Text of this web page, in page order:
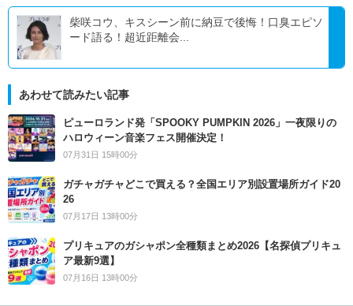
柴咲コウ、キスシーン前に納豆で後悔！口臭エピソ
ード語る！超近距離会...
あわせて読みたい記事
ピューロランド発「SPOOKY PUMPKIN 2026」一夜限りの
ハロウィーン音楽フェス開催決定！
07月31日 15時00分
ガチャガチャどこで買える？全国エリア別設置場所ガイド20
26
07月17日 13時00分
プリキュアのガシャポン全種類まとめ2026【名探偵プリキュ
ア最新9選】
07月16日 13時00分